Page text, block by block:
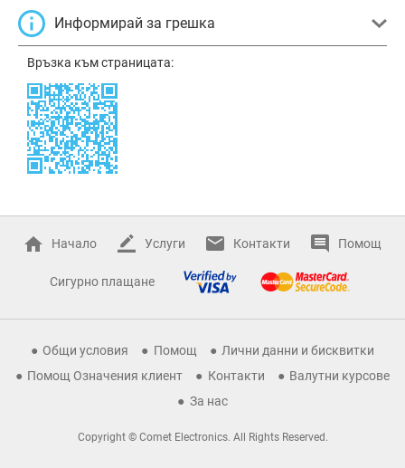
Информирай за грешка
Връзка към страницата:
Начало Услуги Контакти Помощ
Сигурно плащане
Общи условия Помощ
Лични данни и бисквитки
Помощ Означения клиент
Контакти
Валутни курсове
За нас
Copyright © Comet Electronics. All Rights Reserved.